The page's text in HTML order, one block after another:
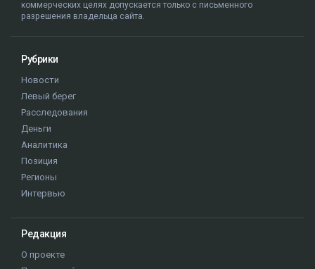
коммерческих целях допускается только с письменного
разрешения владельца сайта.
Рубрики
Новости
Левый берег
Расследования
Деньги
Аналитика
Позиция
Регионы
Интервью
Редакция
О проекте